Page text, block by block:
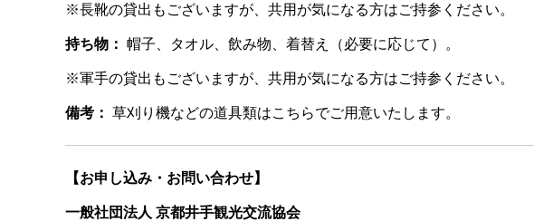
※長靴の貸出もございますが、共用が気になる方はご持参ください。
持ち物： 帽子、タオル、飲み物、着替え（必要に応じて）。
※軍手の貸出もございますが、共用が気になる方はご持参ください。
備考： 草刈り機などの道具類はこちらでご用意いたします。
【お申し込み・お問い合わせ】
一般社団法人 京都井手観光交流協会